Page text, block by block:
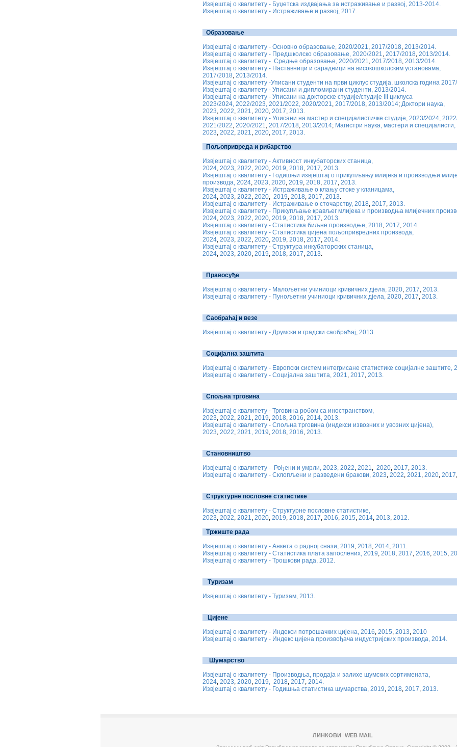
Извјештај о квалитету - Буџетска издвајања за истраживање и развој, 2013-2014.
Извјештај о квалитету - Истраживање и развој, 2017.
Образовање
Извјештај о квалитету - Основно образовање, 2020/2021, 2017/2018, 2013/2014.
Извјештај о квалитету - Предшколско образовање, 2020/2021, 2017/2018, 2013/2014.
Извјештај о квалитету - Средње образовање, 2020/2021, 2017/2018, 2013/2014.
Извјештај о квалитету - Наставници и сарадници на високошколским установама,
2017/2018, 2013/2014.
Извјештај о квалитету -Уписани студенти на први циклус студија, школска година
Извјештај о квалитету - Уписани и дипломирани студенти, 2013/2014.
Извјештај о квалитету - Уписани на докторске студије/студије III циклуса
2023/2024, 2022/2023, 2021/2022, 2020/2021, 2017/2018, 2013/2014; Доктори наука,
2023, 2022, 2021, 2020, 2017, 2013.
Извјештај о квалитету - Уписани на мастер и специјалистичке студије, 2023/2024,
2021/2022, 2020/2021, 2017/2018, 2013/2014; Магистри наука, мастери и специјалисти,
2023, 2022, 2021, 2020, 2017, 2013.
Пољопривреда и рибарство
Извјештај о квалитету - Активност инкубаторских станица,
2024, 2023, 2022, 2020, 2019, 2018, 2017, 2013.
Извјештај о квалитету - Годишњи извјештај о прикупљању млијека и производњи
производа, 2024, 2023, 2020, 2019, 2018, 2017, 2013.
Извјештај о квалитету - Истраживање о клању стоке у кланицама,
2024, 2023, 2022, 2020, 2019, 2018, 2017, 2013.
Извјештај о квалитету - Истраживање о сточарству, 2018, 2017, 2013.
Извјештај о квалитету - Прикупљање крављег млијека и производња млијечних
2024, 2023, 2022, 2020, 2019, 2018, 2017, 2013.
Извјештај о квалитету - Статистика биљне производње, 2018, 2017, 2014.
Извјештај о квалитету - Статистика цијена пољопривредних производа,
2024, 2023, 2022, 2020, 2019, 2018, 2017, 2014.
Извјештај о квалитету - Структура инкубаторских станица,
2024, 2023, 2020, 2019, 2018, 2017, 2013.
Правосуђе
Извјештај о квалитету - Малољетни учиниоци кривичних дјела, 2020, 2017, 2013.
Извјештај о квалитету - Пунољетни учиниоци кривичних дјела, 2020, 2017, 2013.
Саобраћај и везе
Извјештај о квалитету - Друмски и градски саобраћај, 2013.
Социјална заштита
Извјештај о квалитету - Eвропски систем интегрисане статистике социјалне заштите,
Извјештај о квалитету - Социјална заштита, 2021, 2017, 2013.
Спољна трговина
Извјештај о квалитету - Трговина робом са иностранством,
2023, 2022, 2021, 2019, 2018, 2016, 2014, 2013.
Извјештај о квалитету - Спољна трговина (индекси извозних и увозних цијена),
2023, 2022, 2021, 2019, 2018, 2016, 2013.
Становништво
Извјештај о квалитету - Рођени и умрли, 2023, 2022, 2021, 2020, 2017, 2013.
Извјештај о квалитету - Склопљени и разведени бракови, 2023, 2022, 2021, 2020, 2017
Структурне пословне статистике
Извјештај о квалитету - Структурне пословне статистике,
2023, 2022, 2021, 2020, 2019, 2018, 2017, 2016, 2015, 2014, 2013, 2012.
Тржиште рада
Извјештај о квалитету - Анкета о радној снази, 2019, 2018, 2014, 2011.
Извјештај о квалитету - Статистика плата запослених, 2019, 2018, 2017, 2016, 2015,
Извјештај о квалитету - Трошкови рада, 2012.
Туризам
Извјештај о квалитету - Туризам, 2013.
Цијене
Извјештај о квалитету - Индекси потрошачких цијена, 2016, 2015, 2013, 2010
Извјештај о квалитету - Индекс цијена произвођача индустријских производа, 2014.
Шумарство
Извјештај о квалитету - Производња, продаја и залихе шумских сортимената,
2024, 2023, 2020, 2019, 2018, 2017, 2014.
Извјештај о квалитету - Годишња статистика шумарства, 2019, 2018, 2017, 2013.
ЛИНКОВИ
WEB MAIL